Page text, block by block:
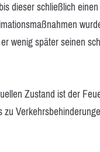
dieser schließlich
wenig später seinen
Zustand ist der